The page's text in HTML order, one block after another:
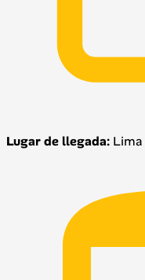
Lugar de llegada: Lima